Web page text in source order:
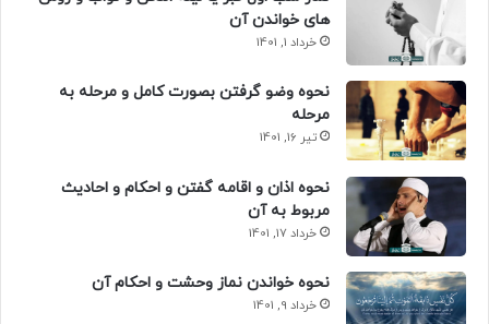
های خواندن آن
خرداد 1, 1401
نحوه وضو گرفتن بصورت کامل و مرحله به
مرحله
تیر 16, 1401
نحوه اذان و اقامه گفتن و احکام و احادیث
مربوط به آن
خرداد 17, 1401
نحوه خواندن نماز وحشت و احکام آن
خرداد 9, 1401